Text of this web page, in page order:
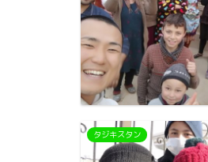
タジキスタン